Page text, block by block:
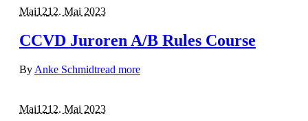
Mai1212. Mai 2023
CCVD Juroren A/B Rules Course
By Anke Schmidtread more
Mai1212. Mai 2023